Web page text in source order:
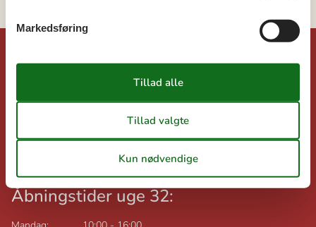
©Dansk-sommerhusferie.dk
Nygade 8B, 2.th
Danmark
Åbningstider uge 32:
Markedsføring